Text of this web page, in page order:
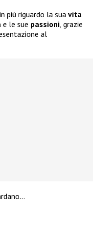
più riguardo la sua vita
e le sue passioni , grazie
al